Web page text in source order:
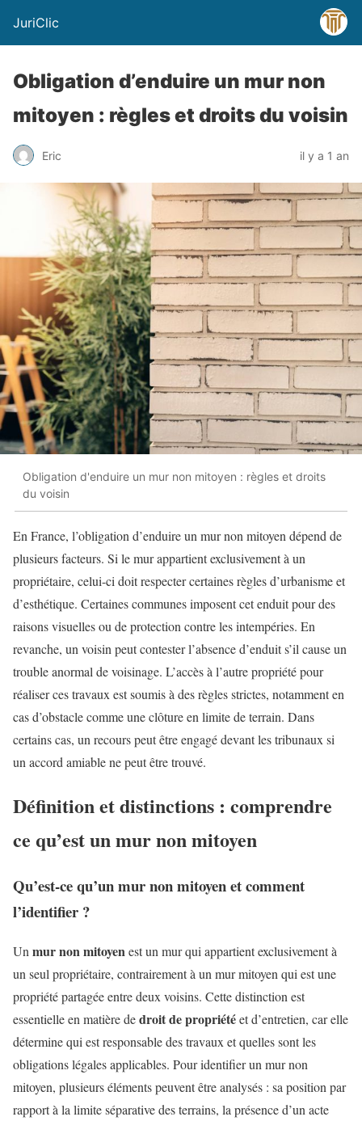
JuriClic
Obligation d’enduire un mur non
mitoyen : règles et droits du voisin
Eric il y a 1 an
Obligation d'enduire un mur non mitoyen : règles et droits
du voisin
En France, l’obligation d’enduire un mur non mitoyen dépend de
plusieurs facteurs. Si le mur appartient exclusivement à un
propriétaire, celui-ci doit respecter certaines règles d’urbanisme et
d’esthétique. Certaines communes imposent cet enduit pour des
raisons visuelles ou de protection contre les intempéries. En
revanche, un voisin peut contester l’absence d’enduit s’il cause un
trouble anormal de voisinage. L’accès à l’autre propriété pour
réaliser ces travaux est soumis à des règles strictes, notamment en
cas d’obstacle comme une clôture en limite de terrain. Dans
certains cas, un recours peut être engagé devant les tribunaux si
un accord amiable ne peut être trouvé.
Définition et distinctions : comprendre
ce qu’est un mur non mitoyen
Qu’est-ce qu’un mur non mitoyen et comment
l’identifier ?
Un mur non mitoyenest un mur qui appartient exclusivement à
un seul propriétaire, contrairement à un mur mitoyen qui est une
propriété partagée entre deux voisins. Cette distinction est
essentielle en matière dedroit de propriétéet d’entretien, car elle
détermine qui est responsable des travaux et quelles sont les
obligations légales applicables. Pour identifier un mur non
mitoyen, plusieurs éléments peuvent être analysés : sa position par
rapport à la limite séparative des terrains, la présence d’un acte